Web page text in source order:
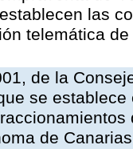
las
telemática
de la
se
de Canarias